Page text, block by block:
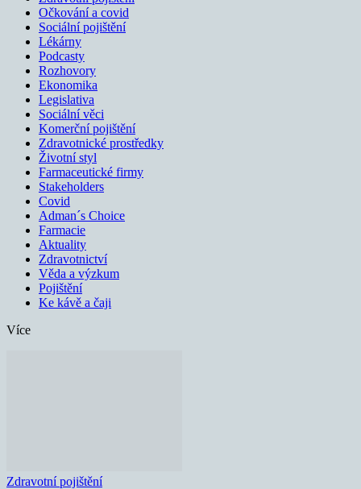
Očkování a covid
Sociální pojištění
Lékárny
Podcasty
Rozhovory
Ekonomika
Legislativa
Sociální věci
Komerční pojištění
Zdravotnické prostředky
Životní styl
Farmaceutické firmy
Stakeholders
Covid
Adman´s Choice
Farmacie
Aktuality
Zdravotnictví
Věda a výzkum
Pojištění
Ke kávě a čaji
Více
Zdravotní pojištění